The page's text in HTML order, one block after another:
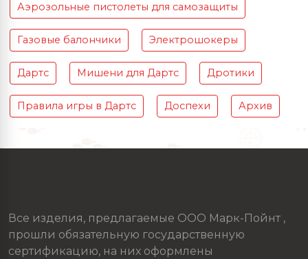
Аэрозольные пистолеты для самозащиты
Газовые балончики Электрошокеры
Дартс Мишени для Дартс Дротики
Правила игры в Дартс Доспехи Архив
Все изделия, предлагаемые ООО Марк-Пойнт ,
прошли обязательную государственную
сертификацию, на них оформлены